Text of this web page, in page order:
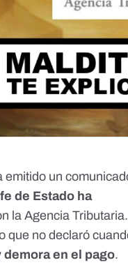
emitido un
de Estado ha
la Agencia Tributaria.
que no declaró
en el pago.